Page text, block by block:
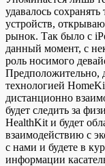
удавалось
устройств,
рынок. Так было с
данный момент, с
роль носимого
Предположительно,
технологией
дистанционно
будет следить за
HealthKit и будет
взаимодействию с
с нами и будете в
информации